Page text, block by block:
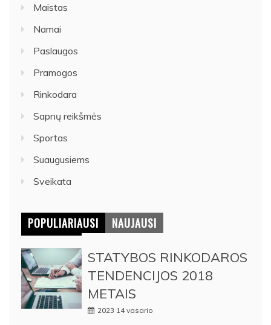
Maistas
Namai
Paslaugos
Pramogos
Rinkodara
Sapnų reikšmės
Sportas
Suaugusiems
Sveikata
POPULIARIAUSI NAUJAUSI
STATYBOS RINKODAROS
TENDENCIJOS 2018
METAIS
2023 14 vasario